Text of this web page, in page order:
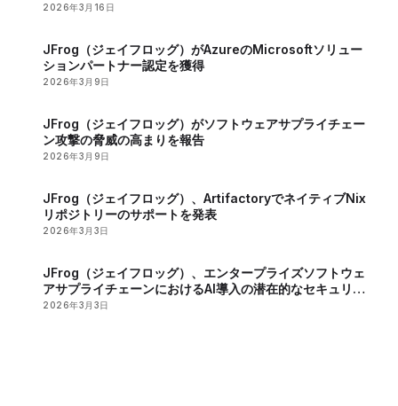
2026年3月16日
JFrog（ジェイフロッグ）がAzureのMicrosoftソリュー
ションパートナー認定を獲得
2026年3月9日
JFrog（ジェイフロッグ）がソフトウェアサプライチェー
ン攻撃の脅威の高まりを報告
2026年3月9日
JFrog（ジェイフロッグ）、ArtifactoryでネイティブNix
リポジトリーのサポートを発表
2026年3月3日
JFrog（ジェイフロッグ）、エンタープライズソフトウェ
アサプライチェーンにおけるAI導入の潜在的なセキュリテ
ィーリスクを報告
2026年3月3日